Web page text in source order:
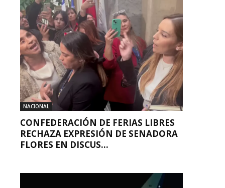
NACIONAL
CONFEDERACIÓN DE FERIAS LIBRES
RECHAZA EXPRESIÓN DE SENADORA
FLORES EN DISCUS...